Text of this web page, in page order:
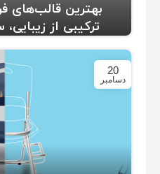
بهترین قالب‌های
ترکیبی از
20
دسامبر